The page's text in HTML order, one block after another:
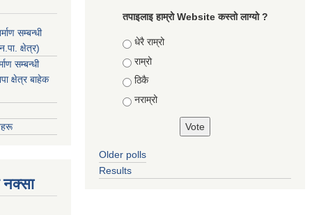
सम्बन्धी
क्षेत्र)
सम्बन्धी
क्षेत्र बाहेक
नक्सा
तपाइलाइ हाम्रो Website कस्तो लाग्यो ?
Choices
धेरै राम्रो
राम्रो
ठिकै
नराम्रो
Older polls
Results